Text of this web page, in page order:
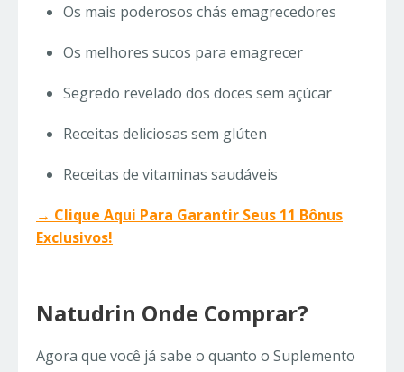
Os mais poderosos chás emagrecedores
Os melhores sucos para emagrecer
Segredo revelado dos doces sem açúcar
Receitas deliciosas sem glúten
Receitas de vitaminas saudáveis
→ Clique Aqui Para Garantir Seus 11 Bônus
Exclusivos!
Natudrin Onde Comprar?
Agora que você já sabe o quanto o Suplemento